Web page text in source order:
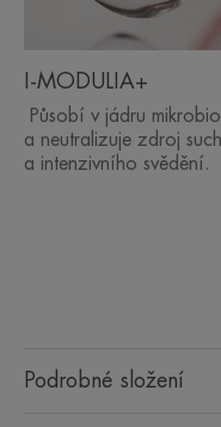
*„Topické složení z
Atopic Eczema (Atopic
Podrobné složení
I-MODULIA+
Působí v jádru
a neutralizuje zdroj
a intenzivního svědění.